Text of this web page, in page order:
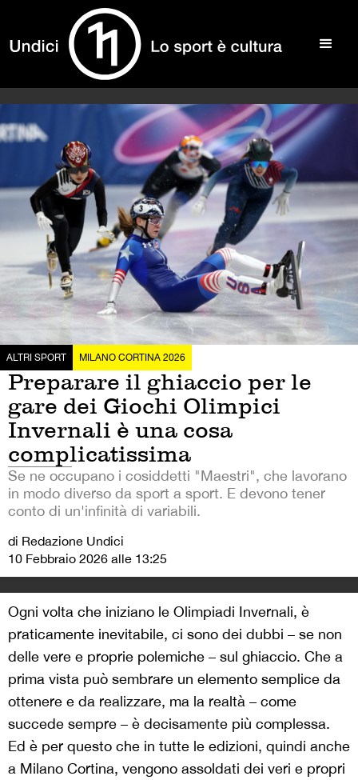
ALTRI SPORT MILANO CORTINA 2026
Preparare il ghiaccio per le
gare dei Giochi Olimpici
Invernali è una cosa
complicatissima
Se ne occupano i cosiddetti "Maestri", che lavorano
in modo diverso da sport a sport. E devono tener
conto di un'infinità di variabili.
di Redazione Undici
10 Febbraio 2026 alle 13:25
Ogni volta che iniziano le Olimpiadi Invernali, è
praticamente inevitabile, ci sono dei dubbi – se non
delle vere e proprie polemiche – sul ghiaccio. Che a
prima vista può sembrare un elemento semplice da
ottenere e da realizzare, ma la realtà – come
succede sempre – è decisamente più complessa.
Ed è per questo che in tutte le edizioni, quindi anche
a Milano Cortina, vengono assoldati dei veri e propri